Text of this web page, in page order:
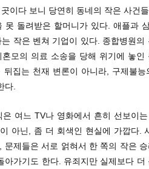
이다 보니 당연히 동네의 작은 사건
못 돌려받은 할머니가 있다. 애플과
작은 벤쳐 기업이 있다. 종합병원의
모의 의료 소송을 당해 위기에 놓인
집는 천재 변론이 아니라, 구제불
다.
여느 TV나 영화에서 흔히 선보이
아닌, 좀 더 회색인 현실에 가깝다.
문제들은 서로 얽혀서 한 쪽의 작은
아가기도 한다. 유죄지만 실제보다